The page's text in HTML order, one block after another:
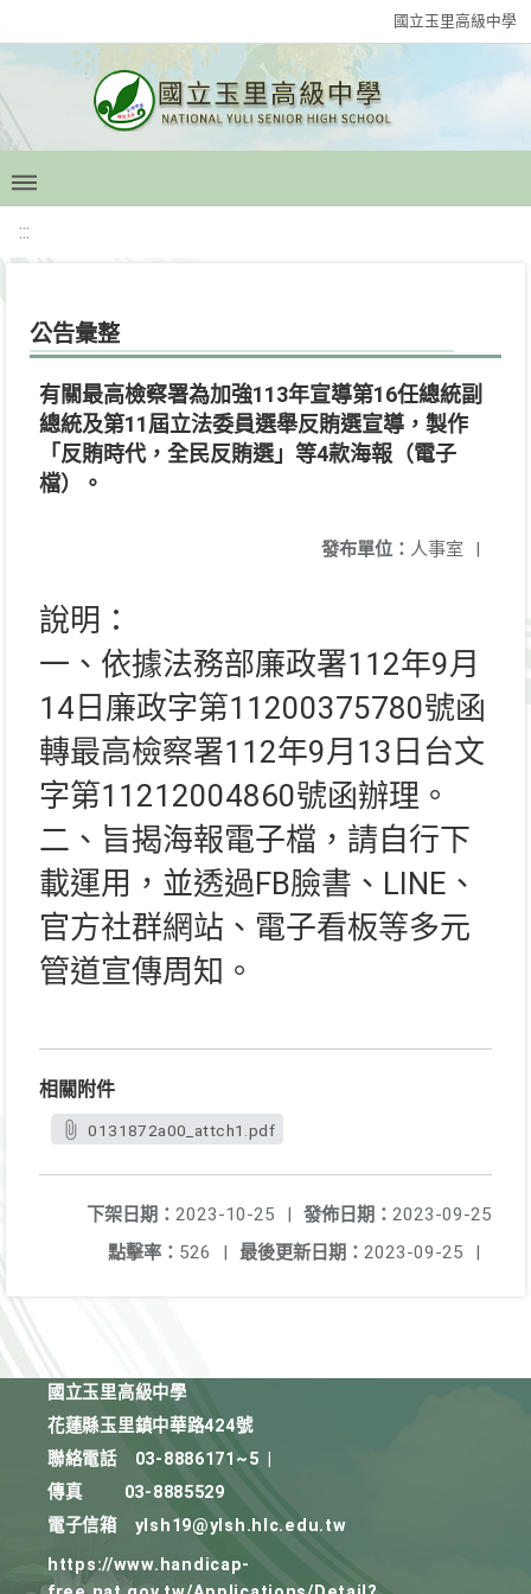
國立玉里高級中學
:::
公告彙整
有關最高檢察署為加強113年宣導第16任總統副
總統及第11屆立法委員選舉反賄選宣導，製作
「反賄時代，全民反賄選」等4款海報（電子
檔）。
發布單位： 人事室 |
說明：
一、依據法務部廉政署112年9月
14日廉政字第11200375780號函
轉最高檢察署112年9月13日台文
字第11212004860號函辦理。
二、旨揭海報電子檔，請自行下
載運用，並透過FB臉書、LINE、
官方社群網站、電子看板等多元
管道宣傳周知。
相關附件
0131872a00_attch1.pdf
發佈日期： 2023-09-25
下架日期： 2023-10-25
|
最後更新日期： 2023-09-25 |
點擊率： 526 |
國立玉里高級中學
花蓮縣玉里鎮中華路424號
聯絡電話
03-8886171~5
傳真
03-8885529
電子信箱
ylsh19@ylsh.hlc.edu.tw
https://www.handicap-